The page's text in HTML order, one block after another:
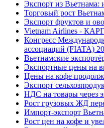
Экспорт из Вьетнама:
Торговый рост
Экспорт фруктов и
Vietnam Airlines -
Конгресс
ассоциаций (FIATA)
Вьетнамские
Экспортные цены на
Цены на кофе
Экспорт
НДС на товары через
Рост грузовых ЖД
Импорт-экспорт
Рост цен на кофе и